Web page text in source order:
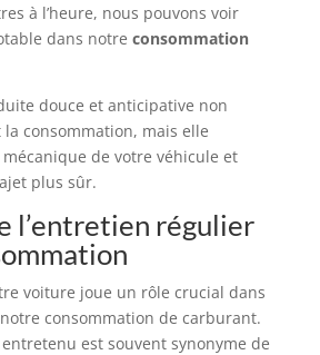
à l’heure, nous pouvons voir
dans notre consommation
douce et anticipative non
consommation, mais elle
de votre véhicule et
plus sûr.
l’entretien régulier
voiture joue un rôle crucial dans
consommation de carburant.
est souvent synonyme de